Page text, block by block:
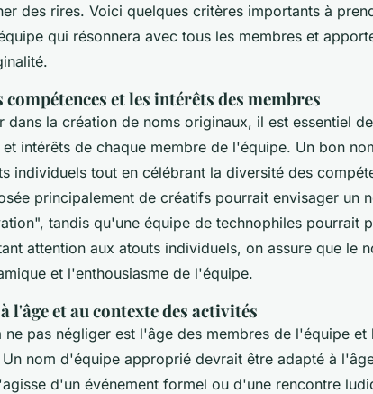
des rires. Voici quelques critères importants à
qui résonnera avec tous les membres et
et les intérêts des membres
dans la création de noms originaux, il est essentiel
intérêts de chaque membre de l'équipe. Un bon
individuels tout en célébrant la diversité des
principalement de créatifs pourrait envisager un
tandis qu'une équipe de technophiles pourrait
attention aux atouts individuels, on assure que le
et l'enthousiasme de l'équipe.
l'âge et au contexte des activités
ne pas négliger est l'âge des membres de l'équipe et
nom d'équipe approprié devrait être adapté à
d'un événement formel ou d'une rencontre